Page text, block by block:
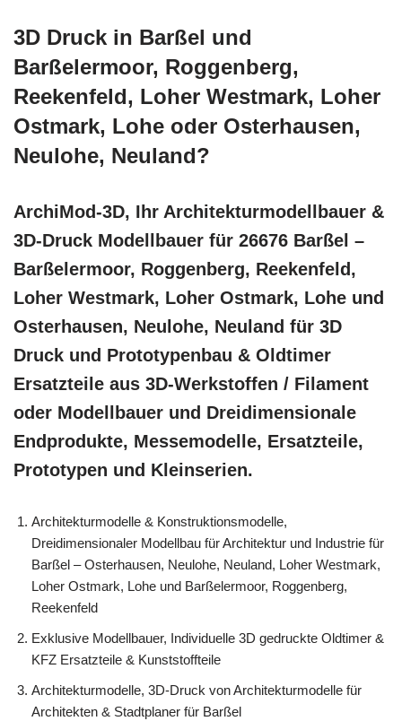
3D Druck in Barßel und
Barßelermoor, Roggenberg,
Reekenfeld, Loher Westmark, Loher
Ostmark, Lohe oder Osterhausen,
Neulohe, Neuland?
ArchiMod-3D, Ihr Architekturmodellbauer &
3D-Druck Modellbauer für 26676 Barßel –
Barßelermoor, Roggenberg, Reekenfeld,
Loher Westmark, Loher Ostmark, Lohe und
Osterhausen, Neulohe, Neuland für 3D
Druck und Prototypenbau & Oldtimer
Ersatzteile aus 3D-Werkstoffen / Filament
oder Modellbauer und Dreidimensionale
Endprodukte, Messemodelle, Ersatzteile,
Prototypen und Kleinserien.
Architekturmodelle & Konstruktionsmodelle,
Dreidimensionaler Modellbau für Architektur und Industrie für
Barßel – Osterhausen, Neulohe, Neuland, Loher Westmark,
Loher Ostmark, Lohe und Barßelermoor, Roggenberg,
Reekenfeld
Exklusive Modellbauer, Individuelle 3D gedruckte Oldtimer &
KFZ Ersatzteile & Kunststoffteile
Architekturmodelle, 3D-Druck von Architekturmodelle für
Architekten & Stadtplaner für Barßel